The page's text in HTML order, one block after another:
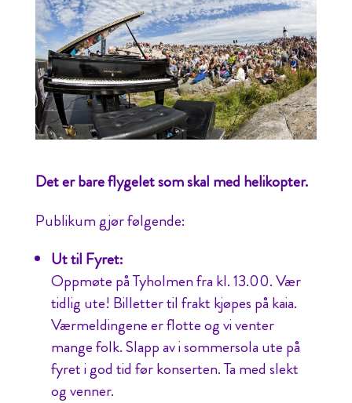
Det er bare flygelet som skal med helikopter.
Publikum gjør følgende:
Ut til Fyret:
Oppmøte på Tyholmen fra kl. 13.00. Vær
tidlig ute! Billetter til frakt kjøpes på kaia.
Værmeldingene er flotte og vi venter
mange folk. Slapp av i sommersola ute på
fyret i god tid før konserten. Ta med slekt
og venner.